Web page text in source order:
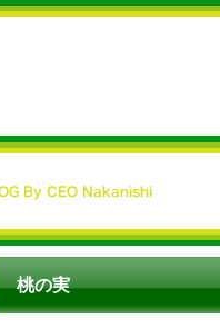
桃の実